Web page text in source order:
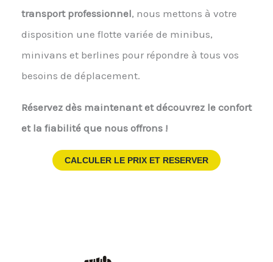
transport professionnel, nous mettons à votre
disposition une flotte variée de minibus,
minivans et berlines pour répondre à tous vos
besoins de déplacement.
Réservez dès maintenant et découvrez le confort
et la fiabilité que nous offrons !
CALCULER LE PRIX ET RESERVER